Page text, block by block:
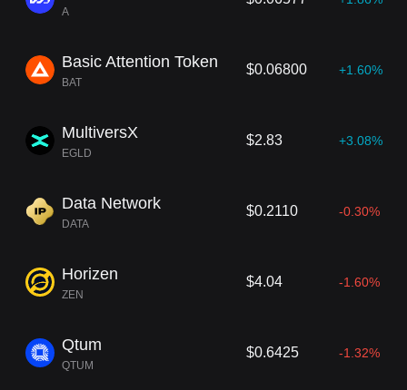
A
Basic Attention Token
BAT
$0.06800 +1.60%
MultiversX
EGLD
$2.83 +3.08%
Data Network
DATA
$0.2110 -0.30%
Horizen
ZEN
$4.04 -1.60%
Qtum
QTUM
$0.6425 -1.32%